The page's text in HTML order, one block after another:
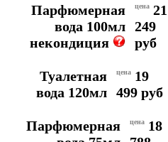
Парфюмерная
вода 100мл
некондиция
цена 21
249
руб
Туалетная
вода 120мл
цена 19
499 руб
Парфюмерная
цена 18